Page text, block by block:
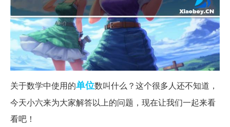
关于数学中使用的单位数叫什么？这个很多人还不知道，
今天小六来为大家解答以上的问题，现在让我们一起来看
看吧！